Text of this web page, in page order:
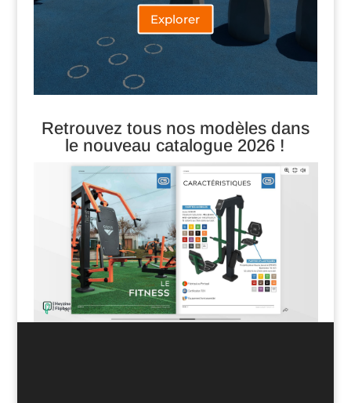
Explorer
Retrouvez tous nos modèles dans
le nouveau catalogue 2026 !